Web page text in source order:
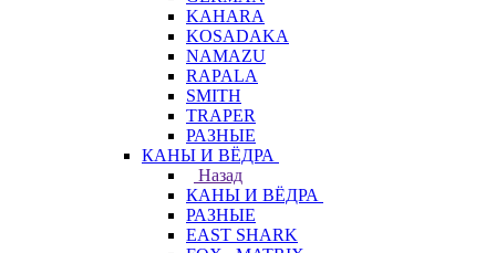
KAHARA
KOSADAKA
NAMAZU
RAPALA
SMITH
TRAPER
РАЗНЫЕ
КАНЫ И ВЁДРА
Назад
КАНЫ И ВЁДРА
РАЗНЫЕ
EAST SHARK